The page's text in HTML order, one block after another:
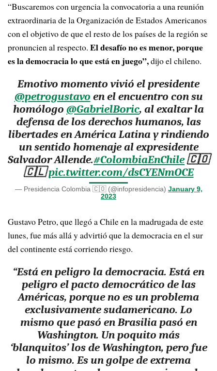
“Buscaremos con urgencia la convocatoria a una reunión
extraordinaria de la Organización de Estados Americanos
con el objetivo de que el resto de los países de la región se
pronuncien al respecto. El desafío no es menor, porque
es la democracia lo que está en juego”,dijo el chileno.
Emotivo momento vivió el presidente
@petrogustavo en el encuentro con su
homólogo @GabrielBoric, al exaltar la
defensa de los derechos humanos, las
libertades en América Latina y rindiendo
un sentido homenaje al expresidente
Salvador Allende.#ColombiaEnChile🇨🇴
🇨🇱pic.twitter.com/dsCYENmOCE
— Presidencia Colombia 🇨🇴 (@infopresidencia) January 9,
2023
Gustavo Petro, que llegó a Chile en la madrugada de este
lunes, fue más allá y advirtió que la democracia en el sur
del continente está corriendo riesgo.
“Está en peligro la democracia. Está en
peligro el pacto democrático de las
Américas, porque no es un problema
exclusivamente sudamericano. Lo
mismo que pasó en Brasilia pasó en
Washington. Un poquito más
‘blanquitos’ los de Washington, pero fue
lo mismo. Es un golpe de extrema